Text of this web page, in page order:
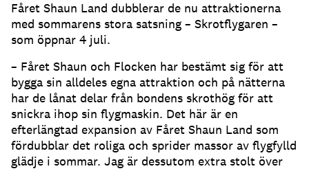
Fåret Shaun Land dubblerar de nu attraktionerna
med sommarens stora satsning – Skrotflygaren –
som öppnar 4 juli.
– Fåret Shaun och Flocken har bestämt sig för att
bygga sin alldeles egna attraktion och på nätterna
har de lånat delar från bondens skrothög för att
snickra ihop sin flygmaskin. Det här är en
efterlängtad expansion av Fåret Shaun Land som
fördubblar det roliga och sprider massor av flygfylld
glädje i sommar. Jag är dessutom extra stolt över